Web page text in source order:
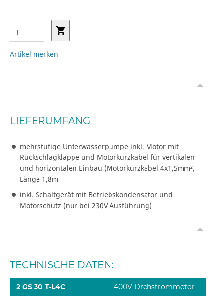
Artikel merken
LIEFERUMFANG
mehrstufige Unterwasserpumpe inkl. Motor mit
Rückschlagklappe und Motorkurzkabel für vertikalen
und horizontalen Einbau (Motorkurzkabel 4x1,5mm²,
Länge 1,8m
inkl. Schaltgerät mit Betriebskondensator und
Motorschutz (nur bei 230V Ausführung)
TECHNISCHE DATEN:
2 GS 30 T-L4C
400V Drehstrommotor